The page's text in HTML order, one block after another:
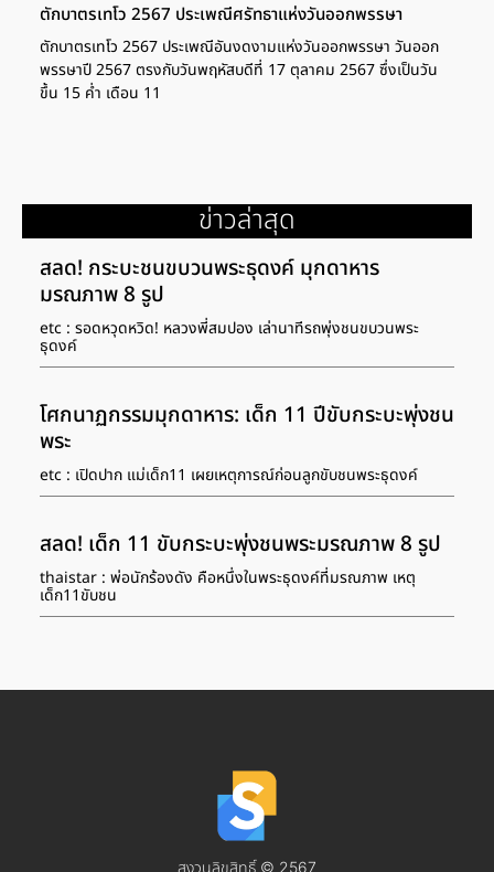
ตักบาตรเทโว 2567 ประเพณีศรัทธาแห่งวันออกพรรษา
ตักบาตรเทโว 2567 ประเพณีอันงดงามแห่งวันออกพรรษา วันออก
พรรษาปี 2567 ตรงกับวันพฤหัสบดีที่ 17 ตุลาคม 2567 ซึ่งเป็นวัน
ขึ้น 15 ค่ำ เดือน 11
ข่าวล่าสุด
สลด! กระบะชนขบวนพระธุดงค์ มุกดาหาร
มรณภาพ 8 รูป
etc : รอดหวุดหวิด! หลวงพี่สมปอง เล่านาทีรถพุ่งชนขบวนพระ
ธุดงค์
โศกนาฏกรรมมุกดาหาร: เด็ก 11 ปีขับกระบะพุ่งชน
พระ
etc : เปิดปาก แม่เด็ก11 เผยเหตุการณ์ก่อนลูกขับชนพระธุดงค์
สลด! เด็ก 11 ขับกระบะพุ่งชนพระมรณภาพ 8 รูป
thaistar : พ่อนักร้องดัง คือหนึ่งในพระธุดงค์ที่มรณภาพ เหตุ
เด็ก11ขับชน
สงวนลิขสิทธิ์ © 2567